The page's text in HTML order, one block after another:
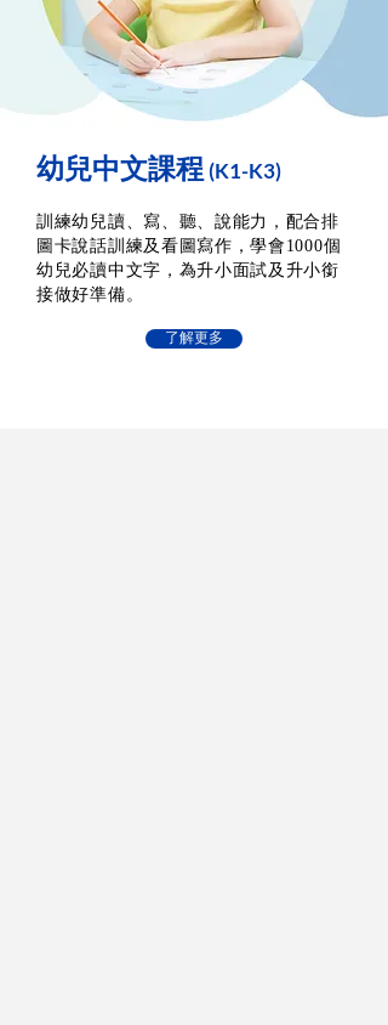
幼兒中文課程 (K1-K3)
訓練幼兒讀、寫、聽、說能力，配合排
圖卡說話訓練及看圖寫作，學會1000個
幼兒必讀中文字，為升小面試及升小銜
接做好準備。
了解更多